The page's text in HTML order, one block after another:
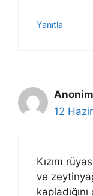
Yanıtla
Anonim
12
Kızım
ve